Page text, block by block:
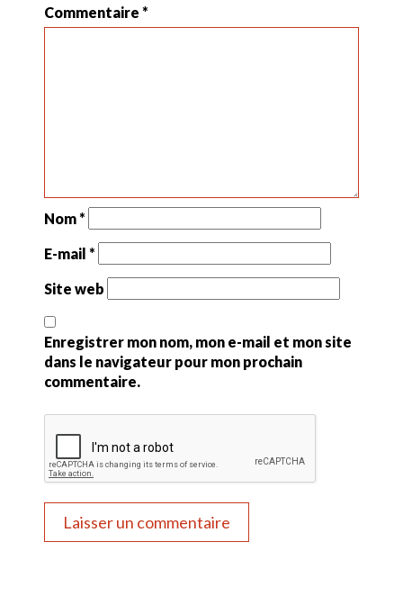
Commentaire*
Nom*
E-mail*
Site web
Enregistrer mon nom, mon e-mail et mon site
dans le navigateur pour mon prochain
commentaire.